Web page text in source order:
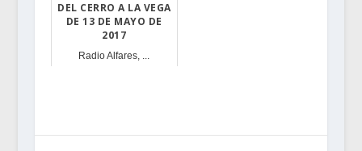
DEL CERRO A LA VEGA
DE 13 DE MAYO DE
2017
Radio Alfares, ...